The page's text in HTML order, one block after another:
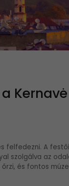
Kernavė
felfedezni. A
szolgálva az
és fontos